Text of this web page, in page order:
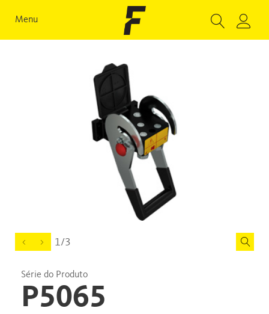
Menu
1/3
Série do Produto
P5065